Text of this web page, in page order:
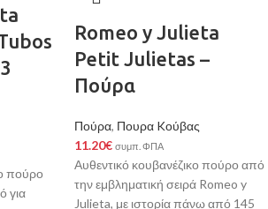
πούρο
για
Romeo y Julieta
Petit Julietas –
Πούρα
Πούρα, Πουρα Kούβας
11.20€ συμπ. ΦΠΑ
Αυθεντικό κουβανέζικο πούρο από
την εμβληματική σειρά Romeo y
Julieta, με ιστορία πάνω από 145